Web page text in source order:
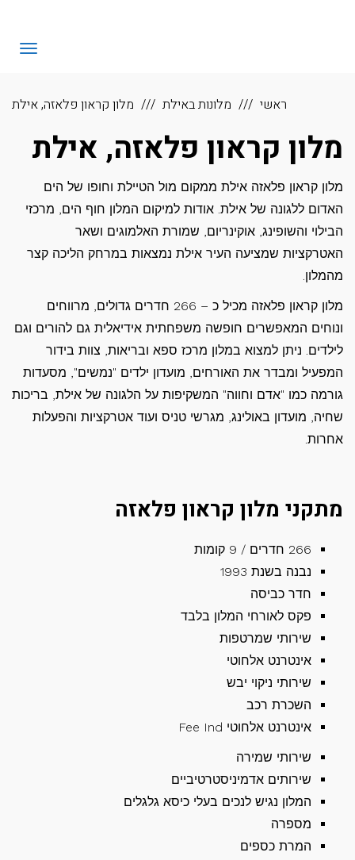
ראשי מלונות באילת מלון קראון פלאזה, אילת
מלון קראון פלאזה, אילת
מלון קראון פלאזה אילת ממקום מול הטיילת וחופו של הים
האדום ללגונה של אילת. אודות למיקום המלון חוף הים, מרכזי
הבילוי והשופינג, אוקינריום, שמורת האלמוגים ושאר
האטרקציות שמציעה העיר אילת נמצאות במרחק הליכה קצר
מהמלון.
מלון קראון פלאזה מכיל כ – 266 חדרים גדולים, מרווחים
ונוחים המאפשרים חופשה משפחתית אידיאלית גם להורים וגם
לילדים. ניתן למצוא במלון מרכז ספא ובריאות, צוות בידור
המפעיל ומבדר את האורחים, מועדון ילדים "נמשים", מסעדות
גורמה כמו "אדם וחווה" המשקיפות על הלגונה של אילת, בריכות
שחיה, מועדון באולינג, מגרשי טניס ועוד אטרקציות והפעלות
אחרות.
מתקני מלון קראון פלאזה
266 חדרים / 9 קומות
נבנה בשנת 1993
חדר כביסה
פקס לאורחי המלון בלבד
שירותי שמרטפות
אינטרנט אלחוטי
שירותי ניקוי יבש
השכרת רכב
אינטרנט אלחוטי Fee Ind
שירותי שמירה
שירותים אדמיניסטרטיביים
המלון נגיש לנכים בעלי כיסא גלגלים
מספרה
המרת כספים